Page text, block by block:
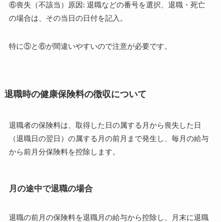
⑥喪失（不該当）原因: 退職などの番号を選択、退職・死亡
の場合は、その当日の日付を記入。
特に⑤と⑥が間違いやすいので注意が必要です。
退職時の健康保険料の徴収について
退職者の保険料は、取得した日の属する月から喪失した日
（退職日の翌日）の属する月の前月まで発生し、毎月の給与
から前月分保険料を控除します。
月の途中で退職の場合
退職の前月の保険料を退職月の給与から控除し、月末に退職